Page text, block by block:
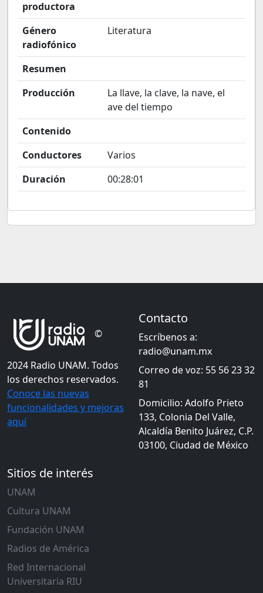
productora
Género
radiofónico
Literatura
Resumen
Producción
La llave, la clave, la nave, el
ave del tiempo
Contenido
Conductores
Varios
Duración
00:28:01
©
2024 Radio UNAM. Todos
los derechos reservados.
Conoce las nuevas
funcionalidades y mejoras
aquí
Contacto
Escríbenos a:
radio@unam.mx
Correo de voz: 55 56 23 32
81
Domicilio: Adolfo Prieto
133, Colonia Del Valle,
Alcaldía Benito Juárez, C.P.
03100, Ciudad de México
Sitios de interés
UNAM
Cultura UNAM
Fundación UNAM
Radios de América
Red Internacional
Universitaria RIU